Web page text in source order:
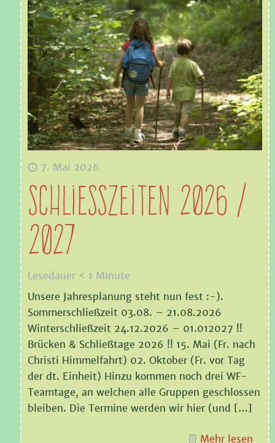
7. Mai 2026
Schliesszeiten 2026 /
2027
Lesedauer < 1 Minute
Unsere Jahresplanung steht nun fest :-).
Sommerschließzeit 03.08. – 21.08.2026
Winterschließzeit 24.12.2026 – 01.012027 !!
Brücken & Schließtage 2026 !! 15. Mai (Fr. nach
Christi Himmelfahrt) 02. Oktober (Fr. vor Tag
der dt. Einheit) Hinzu kommen noch drei WF-
Teamtage, an welchen alle Gruppen geschlossen
bleiben. Die Termine werden wir hier (und […]
Mehr lesen